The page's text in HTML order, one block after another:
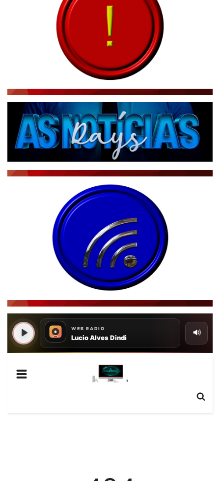
JORNAL DO BRASIL
NOTÍCIAS AO MINUTO
ACONTECEU...VIROU MANCHETE!